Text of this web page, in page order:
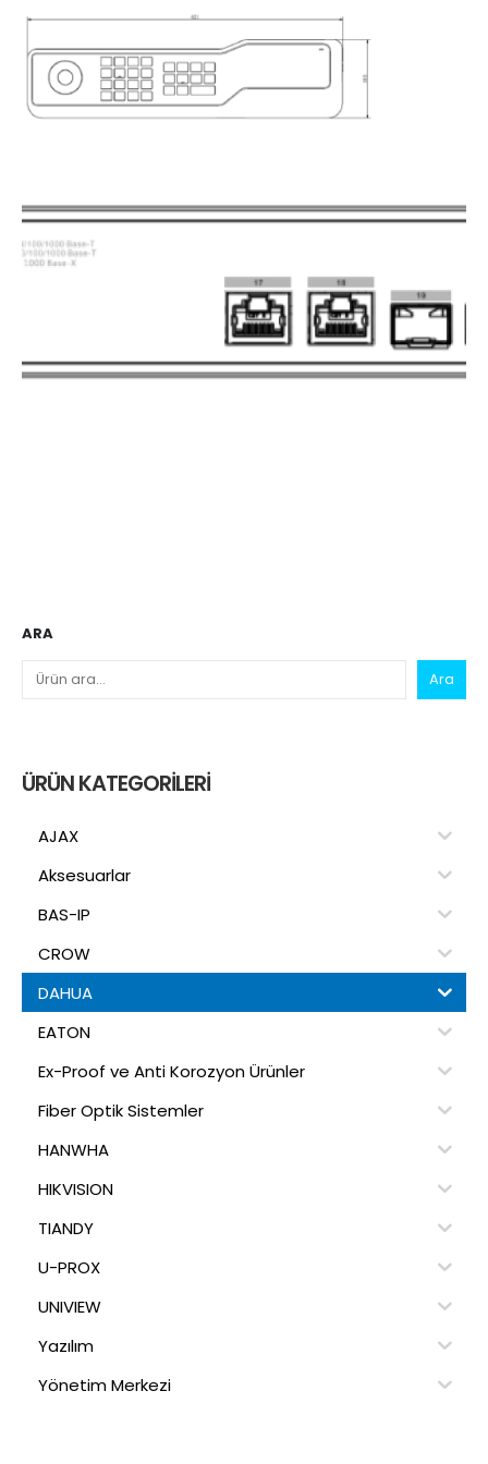
ARA
Ara
ÜRÜN KATEGORILERI
AJAX
Aksesuarlar
BAS-IP
CROW
DAHUA
EATON
Ex-Proof ve Anti Korozyon Ürünler
Fiber Optik Sistemler
HANWHA
HIKVISION
TIANDY
U-PROX
UNIVIEW
Yazılım
Yönetim Merkezi